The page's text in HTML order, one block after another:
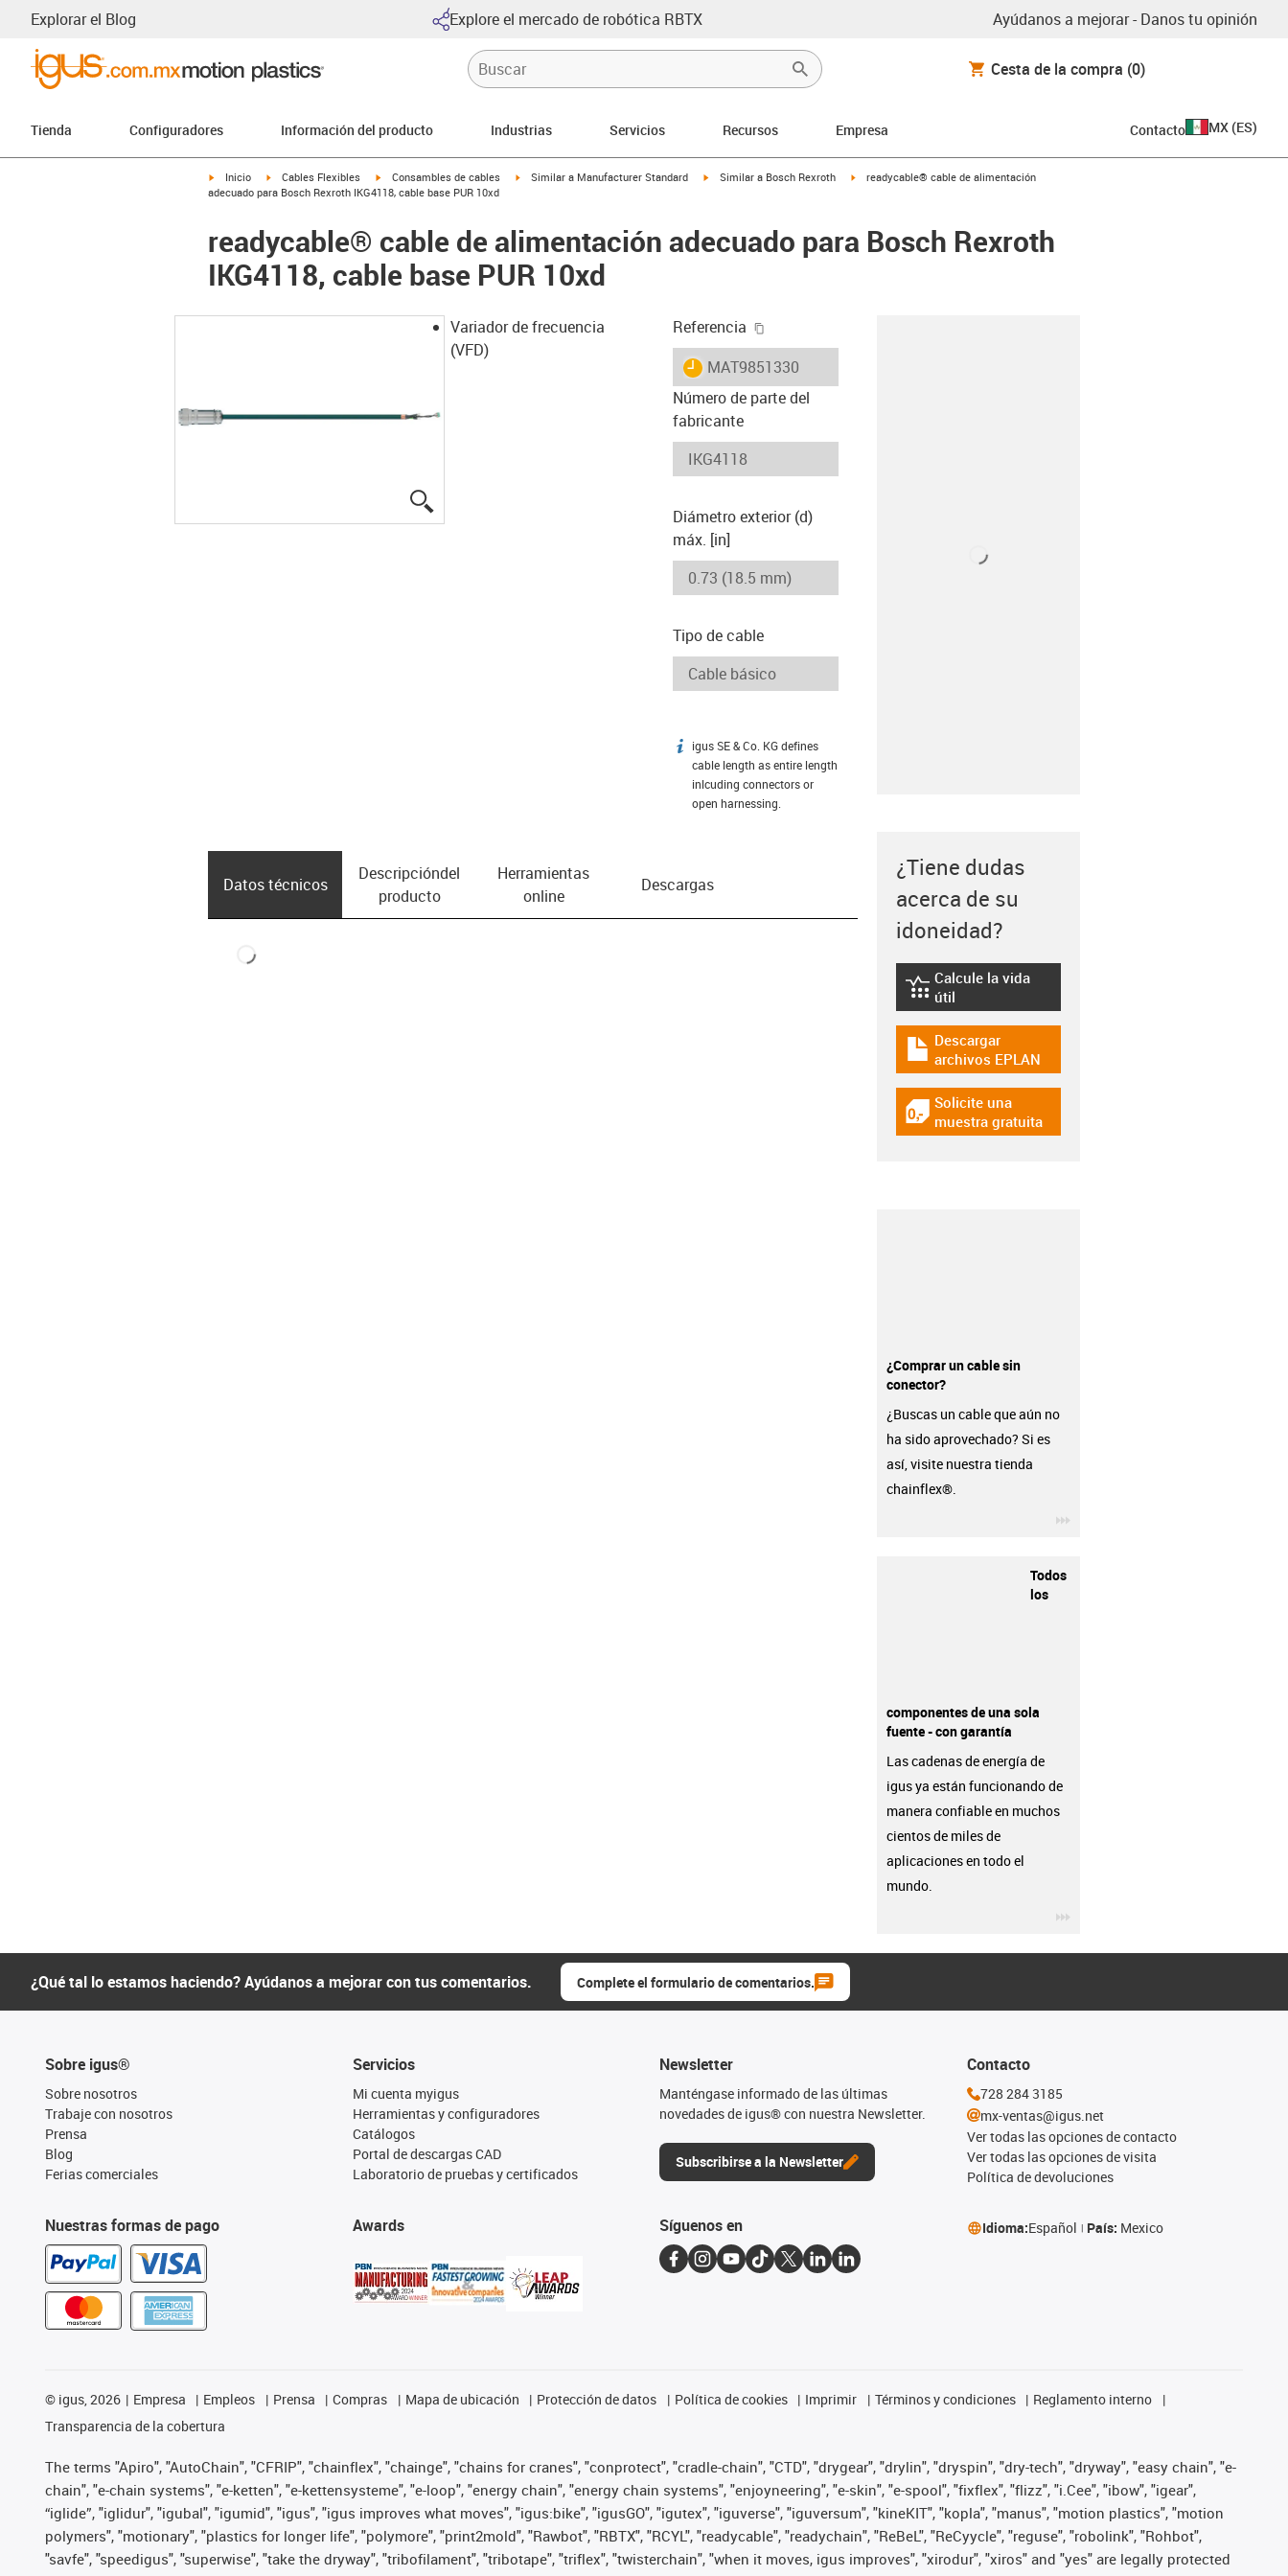
Explorar el Blog Explore el mercado de robótica RBTX Ayúdanos a mejorar - Danos tu opinión
Cesta de la compra (0)
Tienda Configuradores Información del producto Industrias Servicios Recursos Empresa Contacto MX (ES)
igus-icon-arrow-right
Inicio igus-icon-arrow-right
Cables Flexibles igus-icon-arrow-right
Consambles de cables igus-icon-arrow-right
Similar a Manufacturer Standard igus-icon-arrow-right
Similar a Bosch Rexroth igus-icon-arrow-right
readycable® cable de alimentación
adecuado para Bosch Rexroth IKG4118, cable base PUR 10xd
readycable® cable de alimentación adecuado para Bosch Rexroth
IKG4118, cable base PUR 10xd
Variador de frecuencia
(VFD)
Referencia
igus-icon-lieferzeit
MAT9851330
Número de parte del
fabricante
Diámetro exterior (d)
máx. [in]
Tipo de cable
igus-icon-info
igus SE & Co. KG defines
cable length as entire length
inlcuding connectors or
open harnessing.
Datos técnicos
Descripción­del
producto
Herramientas
online
Descargas
¿Tiene dudas
acerca de su
idoneidad?
igus-icon-lebensdauerrechner
Calcule la vida
útil
igus-icon-download-plan
Descargar
archivos EPLAN
igus-icon-gratismuster
Solicite una
muestra gratuita
¿Comprar un cable sin
conector?
¿Buscas un cable que aún no
ha sido aprovechado? Si es
así, visite nuestra tienda
chainflex®.
Todos
los
componentes de una sola
fuente - con garantía
Las cadenas de energía de
igus ya están funcionando de
manera confiable en muchos
cientos de miles de
aplicaciones en todo el
mundo.
¿Qué tal lo estamos haciendo? Ayúdanos a mejorar con tus comentarios. Complete el formulario de comentarios.
Sobre igus®
Sobre nosotros
Trabaje con nosotros
Prensa
Blog
Ferias comerciales
Nuestras formas de pago
Servicios
Mi cuenta myigus
Herramientas y configuradores
Catálogos
Portal de descargas CAD
Laboratorio de pruebas y certificados
Awards
Newsletter
Manténgase informado de las últimas
novedades de igus® con nuestra Newsletter.
Subscribirse a la Newsletter
Contacto
728 284 3185
mx-ventas@igus.net
Ver todas las opciones de contacto
Ver todas las opciones de visita
Política de devoluciones
Síguenos en Idioma:Español País: Mexico
© igus, 2026 Empresa Empleos Prensa Compras Mapa de ubicación Protección de datos Política de cookies Imprimir Términos y condiciones
Reglamento interno
Transparencia de la cobertura
The terms "Apiro", "AutoChain", "CFRIP", "chainflex", "chainge", "chains for cranes", "conprotect", "cradle-chain", "CTD", "drygear", "drylin", "dryspin", "dry-tech", "dryway", "easy chain", "e-
chain", "e-chain systems", "e-ketten", "e-kettensysteme", "e-loop", "energy chain", "energy chain systems", "enjoyneering", "e-skin", "e-spool", "fixflex", "flizz", "i.Cee", "ibow", "igear",
“iglide”, "iglidur", "igubal", "igumid", "igus", "igus improves what moves", "igus:bike", "igusGO", "igutex", "iguverse", "iguversum", "kineKIT", "kopla", "manus", "motion plastics", "motion
polymers", "motionary", "plastics for longer life", "polymore", "print2mold", "Rawbot", "RBTX", "RCYL", "readycable", "readychain", "ReBeL", "ReCyycle", "reguse", "robolink", "Rohbot",
"savfe", "speedigus", "superwise", "take the dryway", "tribofilament", "tribotape", "triflex", "twisterchain", "when it moves, igus improves", "xirodur", "xiros" and "yes" are legally protected